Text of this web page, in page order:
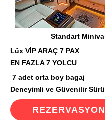
Standart
Lüx VİP ARAÇ 7 PAX
EN FAZLA 7 YOLCU
7 adet orta boy bagaj
Deneyimli ve Güvenilir